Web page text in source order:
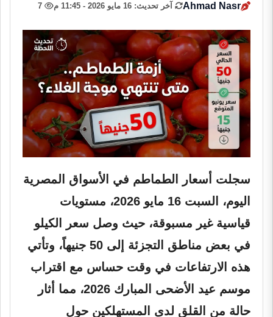
Ahmad Nasr آخر تحديث: 16 مايو 2026 - 11:45 م
سجلت أسعار الطماطم في الأسواق المصرية
اليوم، السبت 16 مايو 2026، مستويات
قياسية غير مسبوقة، حيث وصل سعر الكيلو
في بعض مناطق التجزئة إلى 50 جنيهاً، وتأتي
هذه الارتفاعات في وقت حساس مع اقتراب
موسم عيد الأضحى المبارك 2026، مما أثار
حالة من القلق لدى المستهلكين حول